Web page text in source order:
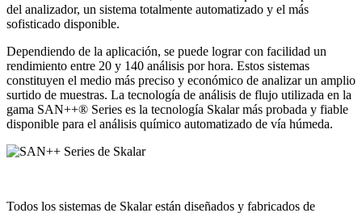
del analizador, un sistema totalmente automatizado y el más
sofisticado disponible.
Dependiendo de la aplicación, se puede lograr con facilidad un
rendimiento entre 20 y 140 análisis por hora. Estos sistemas
constituyen el medio más preciso y económico de analizar un amplio
surtido de muestras. La tecnología de análisis de flujo utilizada en la
gama SAN++® Series es la tecnología Skalar más probada y fiable
disponible para el análisis químico automatizado de vía húmeda.
Todos los sistemas de Skalar están diseñados y fabricados de